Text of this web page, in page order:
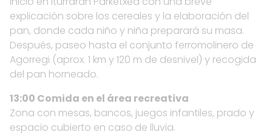
explicación sobre los cereales y la elaboración del
pan, donde cada niño y niña preparará su masa.
Después, paseo hasta el conjunto ferromolinero de
Agorregi (aprox. 1 km y 120 m de desnivel) y recogida
del pan horneado.
13:00 Comida en el área recreativa
Zona con mesas, bancos, juegos infantiles, prado y
espacio cubierto en caso de lluvia.